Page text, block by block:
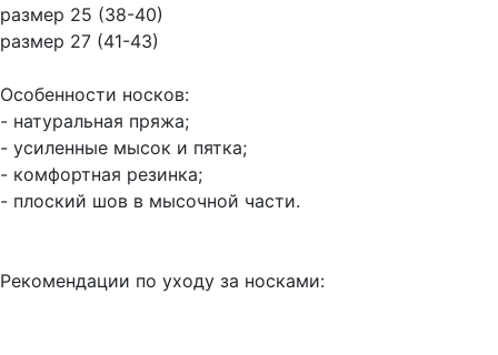
размер 25 (38-40)
размер 27 (41-43)
Особенности носков:
- натуральная пряжа;
- усиленные мысок и пятка;
- комфортная резинка;
- плоский шов в мысочной части.
Рекомендации по уходу за носками: